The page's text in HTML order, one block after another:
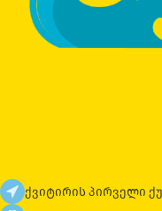
ქვიტირის პირველი